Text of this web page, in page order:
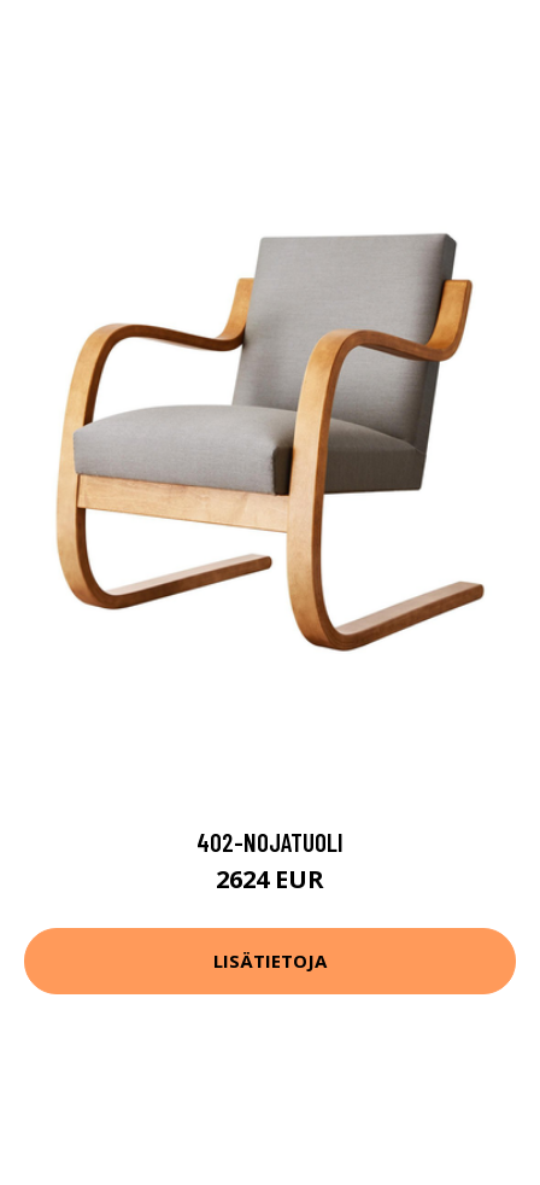
402-NOJATUOLI
2624 EUR
LISÄTIETOJA